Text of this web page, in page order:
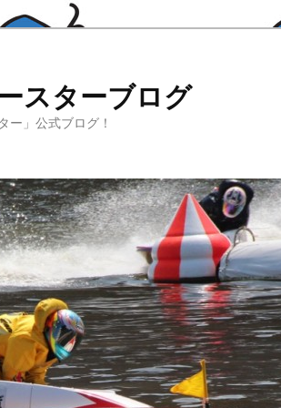
スターブログ
ー」公式ブログ！